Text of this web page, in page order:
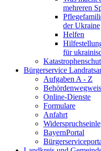
mehreren
der Ukraine
Helfen
für
Bürgerservice
Aufgaben A - Z
Online-Dienste
Formulare
Anfahrt
BayernPortal